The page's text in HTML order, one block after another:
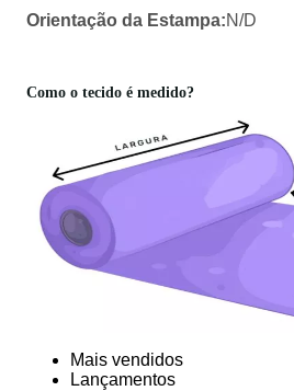
Orientação da Estampa:N/D
Como o tecido é medido?
Mais vendidos
Lançamentos